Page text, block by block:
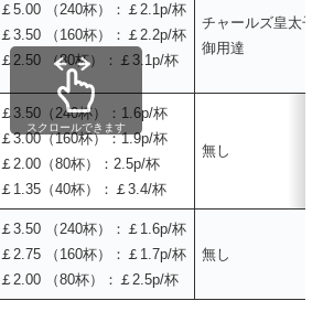
￡5.00 （240杯）：￡2.1p/杯
￡3.50 （160杯）：￡2.2p/杯
￡2.50 （80杯）：￡3.1p/杯
チャールズ皇太子
御用達
￡3.50（240杯）：1.6p/杯
￡3.00（160杯）：1.9p/杯
￡2.00（80杯）：2.5p/杯
￡1.35（40杯）：￡3.4/杯
無し
￡3.50 （240杯）：￡1.6p/杯
￡2.75 （160杯）：￡1.7p/杯
￡2.00 （80杯）：￡2.5p/杯
無し
スクロールできます